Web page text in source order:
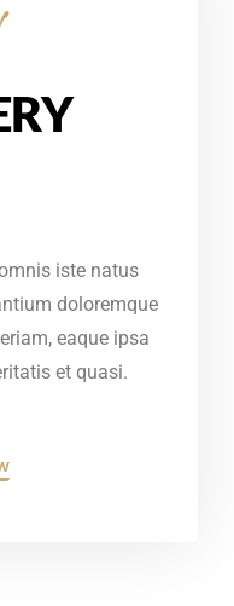
iste natus
doloremque
eaque ipsa
et quasi.